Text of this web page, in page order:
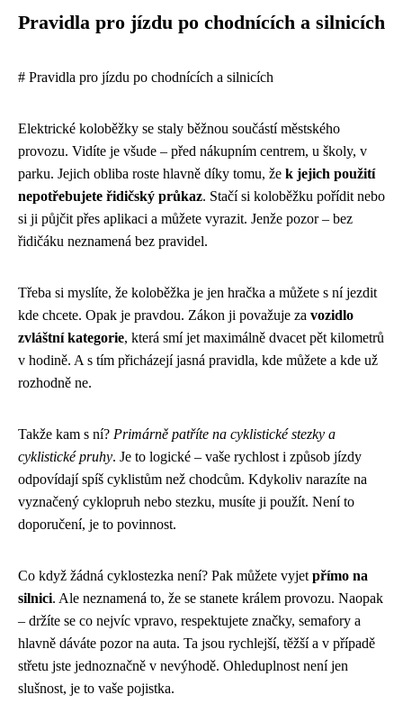
Pravidla pro jízdu po chodnících a silnicích
# Pravidla pro jízdu po chodnících a silnicích
Elektrické koloběžky se staly běžnou součástí městského
provozu. Vidíte je všude – před nákupním centrem, u školy, v
parku. Jejich obliba roste hlavně díky tomu, že k jejich použití
nepotřebujete řidičský průkaz. Stačí si koloběžku pořídit nebo
si ji půjčit přes aplikaci a můžete vyrazit. Jenže pozor – bez
řidičáku neznamená bez pravidel.
Třeba si myslíte, že koloběžka je jen hračka a můžete s ní jezdit
kde chcete. Opak je pravdou. Zákon ji považuje za vozidlo
zvláštní kategorie, která smí jet maximálně dvacet pět kilometrů
v hodině. A s tím přicházejí jasná pravidla, kde můžete a kde už
rozhodně ne.
Takže kam s ní? Primárně patříte na cyklistické stezky a
cyklistické pruhy. Je to logické – vaše rychlost i způsob jízdy
odpovídají spíš cyklistům než chodcům. Kdykoliv narazíte na
vyznačený cyklopruh nebo stezku, musíte ji použít. Není to
doporučení, je to povinnost.
Co když žádná cyklostezka není? Pak můžete vyjet přímo na
silnici. Ale neznamená to, že se stanete králem provozu. Naopak
– držíte se co nejvíc vpravo, respektujete značky, semafory a
hlavně dáváte pozor na auta. Ta jsou rychlejší, těžší a v případě
střetu jste jednoznačně v nevýhodě. Ohleduplnost není jen
slušnost, je to vaše pojistka.